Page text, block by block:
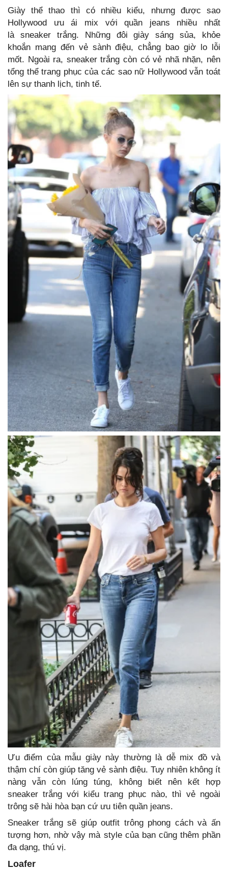
Giày thể thao thì có nhiều kiểu, nhưng được sao
Hollywood ưu ái mix với quần jeans nhiều nhất
là sneaker trắng. Những đôi giày sáng sủa, khỏe
khoắn mang đến vẻ sành điệu, chẳng bao giờ lo lỗi
mốt. Ngoài ra, sneaker trắng còn có vẻ nhã nhặn, nên
tổng thể trang phục của các sao nữ Hollywood vẫn toát
lên sự thanh lịch, tinh tế.
Ưu điểm của mẫu giày này thường là dễ mix đồ và
thậm chí còn giúp tăng vẻ sành điệu. Tuy nhiên không ít
nàng vẫn còn lúng túng, không biết nên kết hợp
sneaker trắng với kiểu trang phục nào, thì vẻ ngoài
trông sẽ hài hòa bạn cứ ưu tiên quần jeans.
Sneaker trắng sẽ giúp outfit trông phong cách và ấn
tượng hơn, nhờ vậy mà style của bạn cũng thêm phần
đa dạng, thú vị.
Loafer